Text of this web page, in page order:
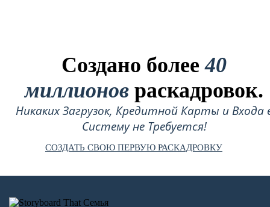
Создано более40
миллионов раскадровок.
Никаких Загрузок, Кредитной Карты и Входа
Систему не Требуется!
СОЗДАТЬ СВОЮ ПЕРВУЮ РАСКАДРОВКУ